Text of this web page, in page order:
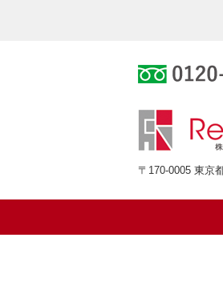
〒170-0005 東京